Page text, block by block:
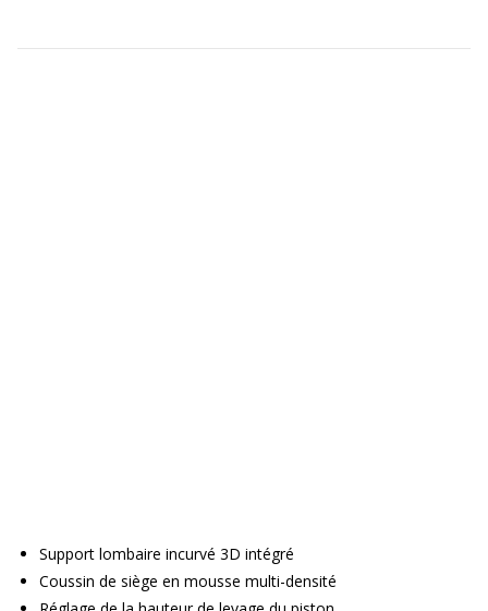
Support lombaire incurvé 3D intégré
Coussin de siège en mousse multi-densité